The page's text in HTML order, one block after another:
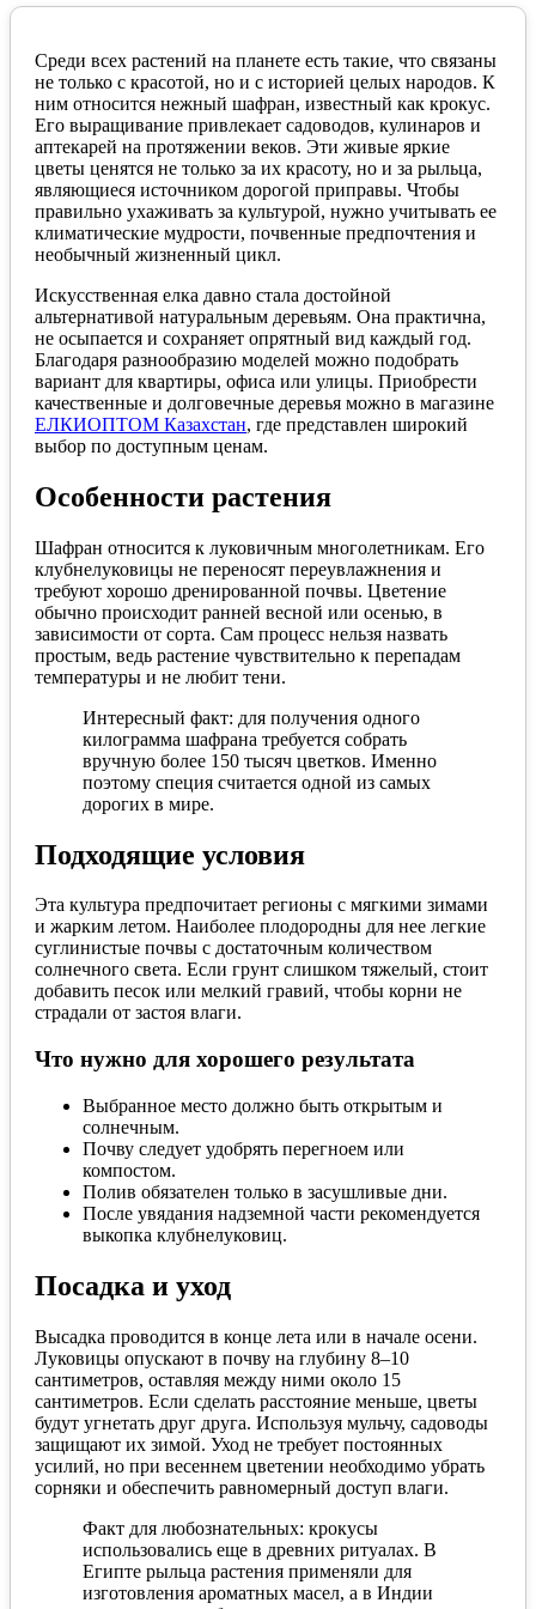
записи
шафрана
Среди всех растений на планете есть такие, что связаны
не только с красотой, но и с историей целых народов. К
ним относится нежный шафран, известный как крокус.
Его выращивание привлекает садоводов, кулинаров и
аптекарей на протяжении веков. Эти живые яркие
цветы ценятся не только за их красоту, но и за рыльца,
являющиеся источником дорогой приправы. Чтобы
правильно ухаживать за культурой, нужно учитывать ее
климатические мудрости, почвенные предпочтения и
необычный жизненный цикл.
Искусственная елка давно стала достойной
альтернативой натуральным деревьям. Она практична,
не осыпается и сохраняет опрятный вид каждый год.
Благодаря разнообразию моделей можно подобрать
вариант для квартиры, офиса или улицы. Приобрести
качественные и долговечные деревья можно в магазине
ЕЛКИОПТОМ Казахстан, где представлен широкий
выбор по доступным ценам.
Особенности растения
Шафран относится к луковичным многолетникам. Его
клубнелуковицы не переносят переувлажнения и
требуют хорошо дренированной почвы. Цветение
обычно происходит ранней весной или осенью, в
зависимости от сорта. Сам процесс нельзя назвать
простым, ведь растение чувствительно к перепадам
температуры и не любит тени.
Интересный факт: для получения одного
килограмма шафрана требуется собрать
вручную более 150 тысяч цветков. Именно
поэтому специя считается одной из самых
дорогих в мире.
Подходящие условия
Эта культура предпочитает регионы с мягкими зимами
и жарким летом. Наиболее плодородны для нее легкие
суглинистые почвы с достаточным количеством
солнечного света. Если грунт слишком тяжелый, стоит
добавить песок или мелкий гравий, чтобы корни не
страдали от застоя влаги.
Что нужно для хорошего результата
Выбранное место должно быть открытым и
солнечным.
Почву следует удобрять перегноем или
компостом.
Полив обязателен только в засушливые дни.
После увядания надземной части рекомендуется
выкопка клубнелуковиц.
Посадка и уход
Высадка проводится в конце лета или в начале осени.
Луковицы опускают в почву на глубину 8–10
сантиметров, оставляя между ними около 15
сантиметров. Если сделать расстояние меньше, цветы
будут угнетать друг друга. Используя мульчу, садоводы
защищают их зимой. Уход не требует постоянных
усилий, но при весеннем цветении необходимо убрать
сорняки и обеспечить равномерный доступ влаги.
Факт для любознательных: крокусы
использовались еще в древних ритуалах. В
Египте рыльца растения применяли для
изготовления ароматных масел, а в Индии